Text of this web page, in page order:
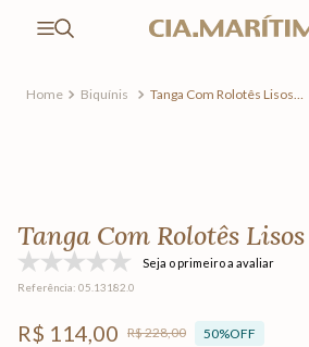
Biquínis
Tanga Com Rolotês Lisos
Tanga Com Rolotês
Seja o primeiro a avaliar
Referência: 05.13182.0
R$ 114,00 R$228,00 50%OFF